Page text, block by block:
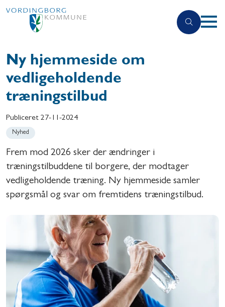
Ny hjemmeside om
vedligeholdende
træningstilbud
Publiceret 27-11-2024
Nyhed
Frem mod 2026 sker der ændringer i
træningstilbuddene til borgere, der modtager
vedligeholdende træning. Ny hjemmeside samler
spørgsmål og svar om fremtidens træningstilbud.